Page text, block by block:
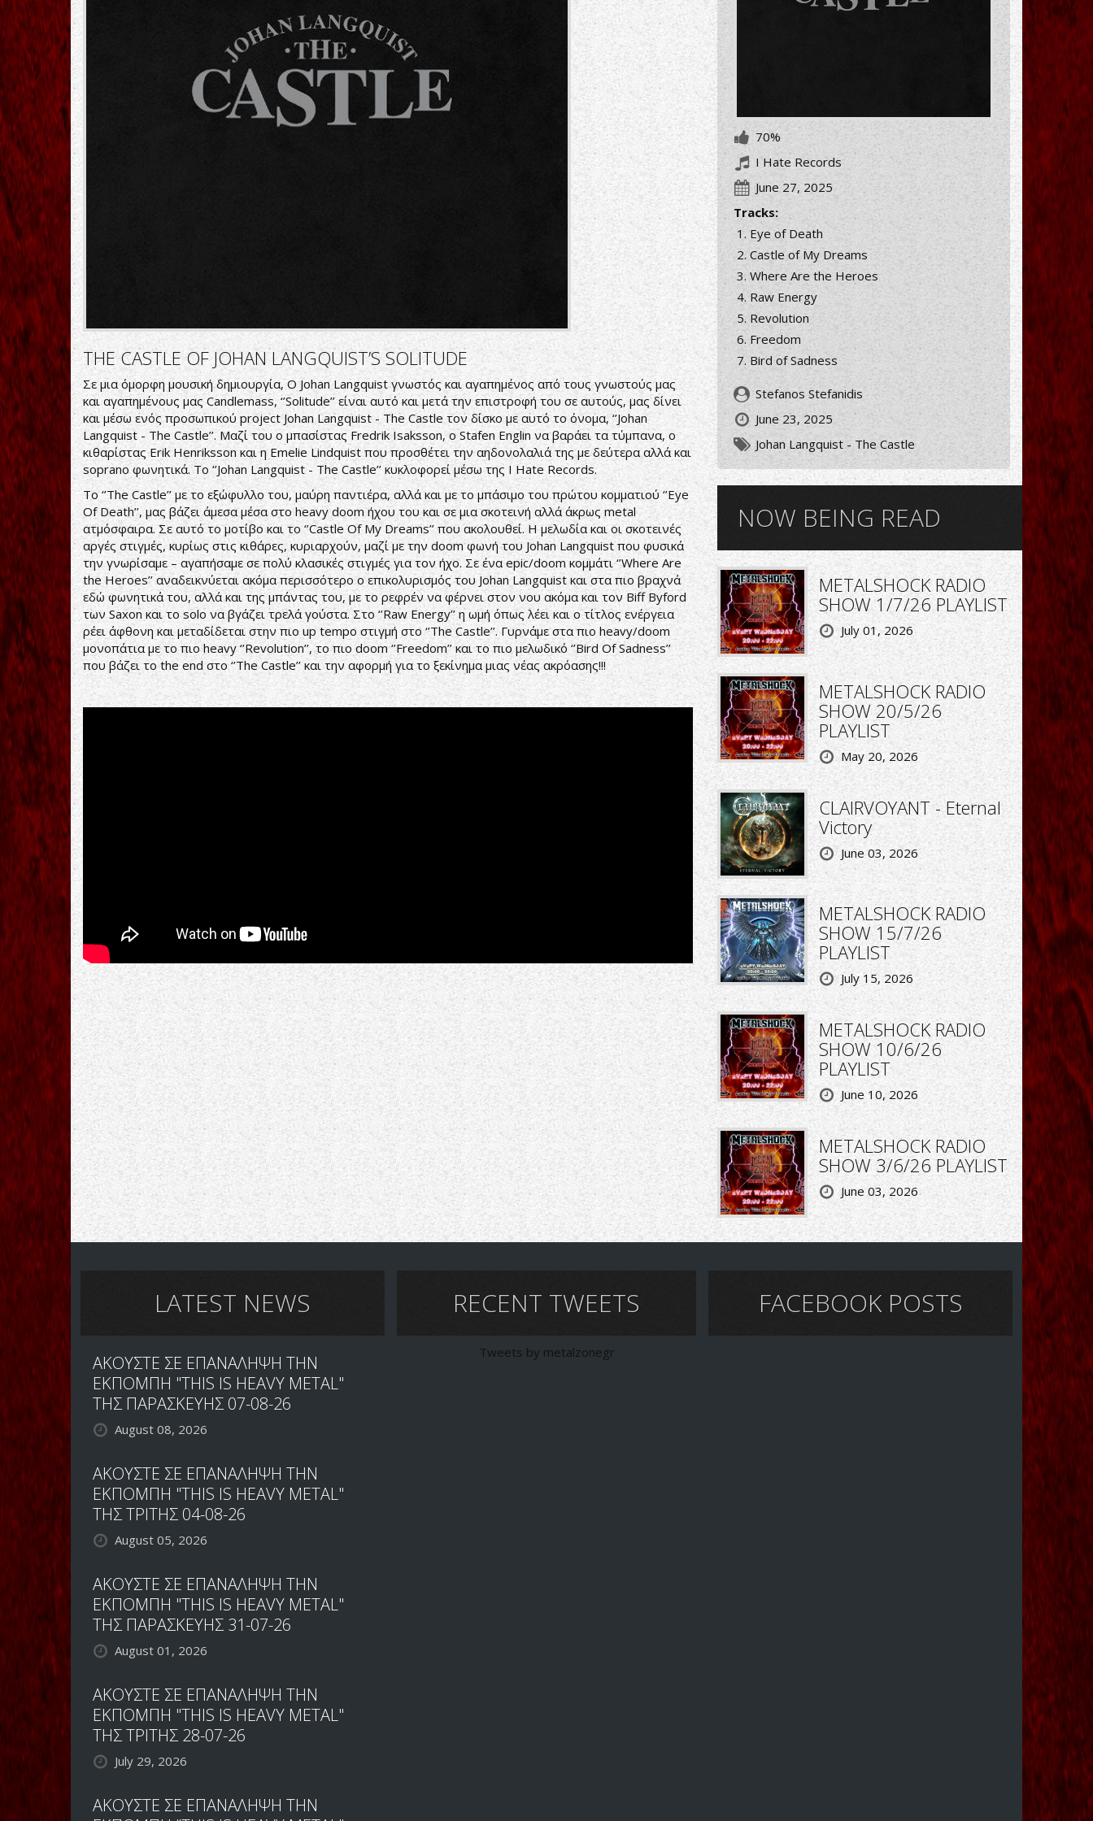
THE CASTLE OF JOHAN LANGQUIST’S SOLITUDE
Σε μια όμορφη μουσική δημιουργία, Ο Johan Langquist γνωστός και αγαπημένος από τους γνωστούς μας
και αγαπημένους μας Candlemass, ‘’Solitude’’ είναι αυτό και μετά την επιστροφή του σε αυτούς, μας δίνει
και μέσω ενός προσωπικού project Johan Langquist - The Castle τον δίσκο με αυτό το όνομα, ‘’Johan
Langquist - The Castle’’. Μαζί του ο μπασίστας Fredrik Isaksson, ο Stafen Englin να βαράει τα τύμπανα, ο
κιθαρίστας Erik Henriksson και η Emelie Lindquist που προσθέτει την αηδονολαλιά της με δεύτερα αλλά και
soprano φωνητικά. Το ‘’Johan Langquist - The Castle’’ κυκλοφορεί μέσω της I Hate Records.
To ‘’The Castle’’ με το εξώφυλλο του, μαύρη παντιέρα, αλλά και με το μπάσιμο του πρώτου κομματιού ‘’Eye
Of Death’’, μας βάζει άμεσα μέσα στο heavy doom ήχου του και σε μια σκοτεινή αλλά άκρως metal
ατμόσφαιρα. Σε αυτό το μοτίβο και το ‘’Castle Of My Dreams’’ που ακολουθεί. Η μελωδία και οι σκοτεινές
αργές στιγμές, κυρίως στις κιθάρες, κυριαρχούν, μαζί με την doom φωνή του Johan Langquist που φυσικά
την γνωρίσαμε – αγαπήσαμε σε πολύ κλασικές στιγμές για τον ήχο. Σε ένα epic/doom κομμάτι ‘’Where Are
the Heroes’’ αναδεικνύεται ακόμα περισσότερο ο επικολυρισμός του Johan Langquist και στα πιο βραχνά
εδώ φωνητικά του, αλλά και της μπάντας του, με το ρεφρέν να φέρνει στον νου ακόμα και τον Biff Byford
των Saxon και το solo να βγάζει τρελά γούστα. Στο ‘’Raw Energy’’ η ωμή όπως λέει και ο τίτλος ενέργεια
ρέει άφθονη και μεταδίδεται στην πιο up tempo στιγμή στο ‘’The Castle’’. Γυρνάμε στα πιο heavy/doom
μονοπάτια με το πιο heavy ‘’Revolution’’, το πιο doom ‘’Freedom’’ και το πιο μελωδικό ‘’Bird Of Sadness’’
που βάζει το the end στο ‘’The Castle’’ και την αφορμή για το ξεκίνημα μιας νέας ακρόασης!!!
70%
I Hate Records
June 27, 2025
Tracks:
Eye of Death
Castle of My Dreams
Where Are the Heroes
Raw Energy
Revolution
Freedom
Bird of Sadness
Stefanos Stefanidis
June 23, 2025
Johan Langquist - The Castle
NOW BEING READ
METALSHOCK RADIO
SHOW 1/7/26 PLAYLIST
July 01, 2026
METALSHOCK RADIO
SHOW 20/5/26
PLAYLIST
May 20, 2026
CLAIRVOYANT - Eternal
Victory
June 03, 2026
METALSHOCK RADIO
SHOW 15/7/26
PLAYLIST
July 15, 2026
METALSHOCK RADIO
SHOW 10/6/26
PLAYLIST
June 10, 2026
METALSHOCK RADIO
SHOW 3/6/26 PLAYLIST
June 03, 2026
LATEST NEWS
ΑΚΟΥΣΤΕ ΣΕ ΕΠΑΝΑΛΗΨΗ ΤΗΝ
ΕΚΠΟΜΠΗ "THIS IS HEAVY METAL"
ΤΗΣ ΠΑΡΑΣΚΕΥΗΣ 07-08-26
August 08, 2026
ΑΚΟΥΣΤΕ ΣΕ ΕΠΑΝΑΛΗΨΗ ΤΗΝ
ΕΚΠΟΜΠΗ "THIS IS HEAVY METAL"
ΤΗΣ ΤΡΙΤΗΣ 04-08-26
August 05, 2026
ΑΚΟΥΣΤΕ ΣΕ ΕΠΑΝΑΛΗΨΗ ΤΗΝ
ΕΚΠΟΜΠΗ "THIS IS HEAVY METAL"
ΤΗΣ ΠΑΡΑΣΚΕΥΗΣ 31-07-26
August 01, 2026
ΑΚΟΥΣΤΕ ΣΕ ΕΠΑΝΑΛΗΨΗ ΤΗΝ
ΕΚΠΟΜΠΗ "THIS IS HEAVY METAL"
ΤΗΣ ΤΡΙΤΗΣ 28-07-26
July 29, 2026
ΑΚΟΥΣΤΕ ΣΕ ΕΠΑΝΑΛΗΨΗ ΤΗΝ
RECENT TWEETS
Tweets by metalzonegr
FACEBOOK POSTS